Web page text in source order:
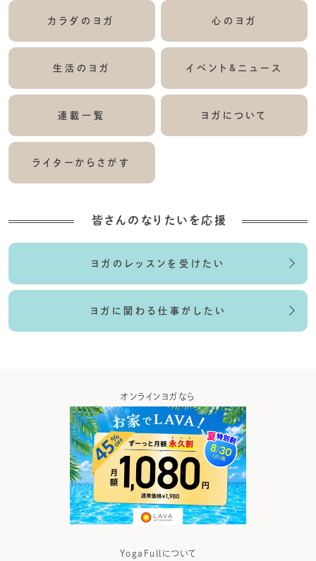
カラダのヨガ 心のヨガ
生活のヨガ イベント&ニュース
連載一覧 ヨガについて
ライターからさがす
皆さんのなりたいを応援
ヨガのレッスンを受けたい
ヨガに関わる仕事がしたい
オンラインヨガなら
YogaFullについて